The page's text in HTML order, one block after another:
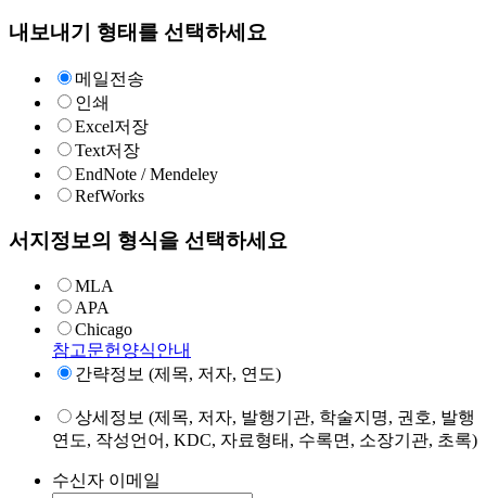
내보내기 형태를 선택하세요
메일전송
인쇄
Excel저장
Text저장
EndNote / Mendeley
RefWorks
서지정보의 형식을 선택하세요
MLA
APA
Chicago
참고문헌양식안내
간략정보 (제목, 저자, 연도)
상세정보 (제목, 저자, 발행기관, 학술지명, 권호, 발행
연도, 작성언어, KDC, 자료형태, 수록면, 소장기관, 초록)
수신자 이메일